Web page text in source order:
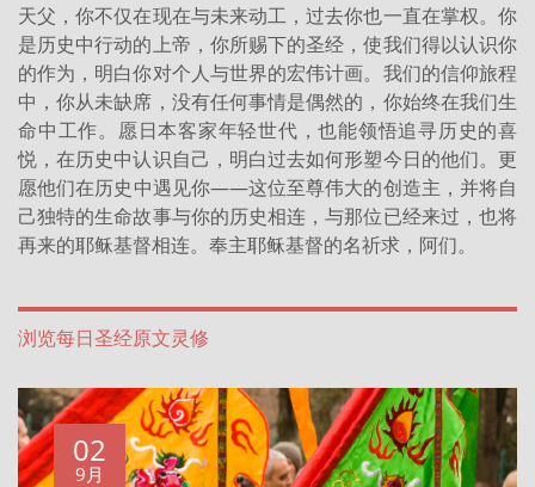
天父，你不仅在现在与未来动工，过去你也一直在掌权。你
是历史中行动的上帝，你所赐下的圣经，使我们得以认识你
的作为，明白你对个人与世界的宏伟计画。我们的信仰旅程
中，你从未缺席，没有任何事情是偶然的，你始终在我们生
命中工作。愿日本客家年轻世代，也能领悟追寻历史的喜
悦，在历史中认识自己，明白过去如何形塑今日的他们。更
愿他们在历史中遇见你——这位至尊伟大的创造主，并将自
己独特的生命故事与你的历史相连，与那位已经来过，也将
再来的耶稣基督相连。奉主耶稣基督的名祈求，阿们。
浏览每日圣经原文灵修
02
9月